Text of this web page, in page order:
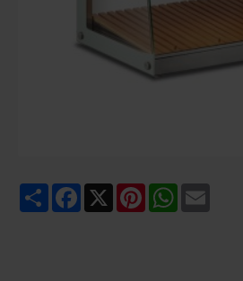
ShareFacebook
X PinterestWhatsApp